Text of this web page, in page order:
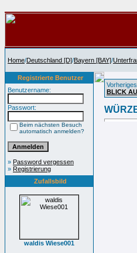
Home/Deutschland [D]/Bayern [BAY]/
Registrierte Benutzer
Benutzername:
Passwort:
Beim nächsten Besuch
automatisch anmelden?
» Password vergessen
» Registrierung
Zufallsbild
waldis Wiese001
BLICK